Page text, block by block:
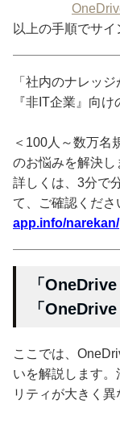
以上の手順でサイ
「社内のナレッ
『非IT企業』向
＜100人～数万名
のお悩みを解決し
詳しくは、3分で
て、ご確認くださ
app.info/narekan/
「
「
ここでは、
いを解説します。
リティが大きく異